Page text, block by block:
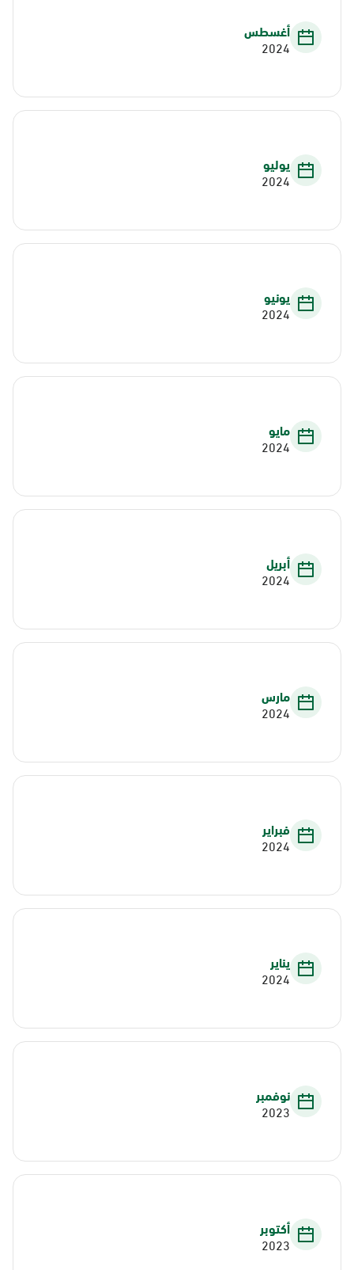
أغسطس
2024
يوليو
2024
يونيو
2024
مايو
2024
أبريل
2024
مارس
2024
فبراير
2024
يناير
2024
نوفمبر
2023
أكتوبر
2023